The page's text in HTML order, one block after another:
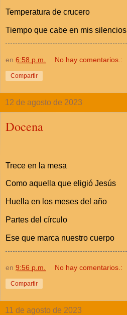
Temperatura de crucero
Tiempo que cabe en mis silencios
en 6:58 p.m. No hay comentarios.:
Compartir
12 de agosto de 2023
Docena
Trece en la mesa
Como aquella que eligió Jesús
Huella en los meses del año
Partes del círculo
Ese que marca nuestro cuerpo
en 9:56 p.m. No hay comentarios.:
Compartir
11 de agosto de 2023